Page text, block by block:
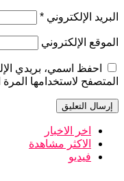
البريد الإلكتروني *
الموقع الإلكتروني
احفظ اسمي، بريدي
المتصفح لاستخدامها
اخر الاخبار
الاكثر مشاهدة
فيديو